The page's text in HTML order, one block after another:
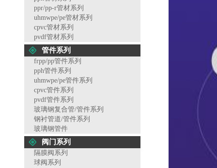
ppr/pp-r管材系列
uhmwpe/pe管材系列
cpvc管材系列
pvdf管材系列
管件系列
frpp/pp管件系列
pph管件系列
uhmwpe/pe管件系列
cpvc管件系列
pvdf管件系列
玻璃钢复合管/管件系列
钢衬管道/管件系列
玻璃钢管件
阀门系列
隔膜阀系列
球阀系列